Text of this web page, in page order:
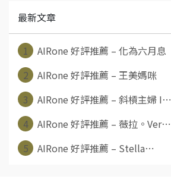
最新文章
1
AIRone 好評推薦 – 化為六月息
2
AIRone 好評推薦 – 王美媽咪
3
AIRone 好評推薦 – 斜槓主婦 I⋯
4
AIRone 好評推薦 – 薇拉。Ver⋯
5
AIRone 好評推薦 – Stella⋯